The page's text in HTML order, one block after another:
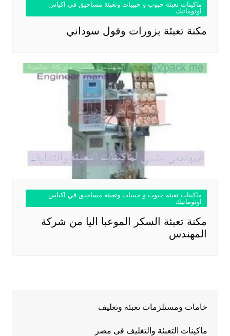
ماكينات تعبئة حبوب و حبيبات وتعبئة مساحيق في اكياس
اوتوماتيك
مكنة تعبئة بزورات وفول سوداني
ماكينات تعبئة حبوب و حبيبات وتعبئة مساحيق في اكياس
اوتوماتيك
مكنة تعبئة السكر الموعبا اليا من شركة
المهندس
خامات ومستلزمات تعبئة وتغليف
ماكينات التعبئة والتغليف فى مصر